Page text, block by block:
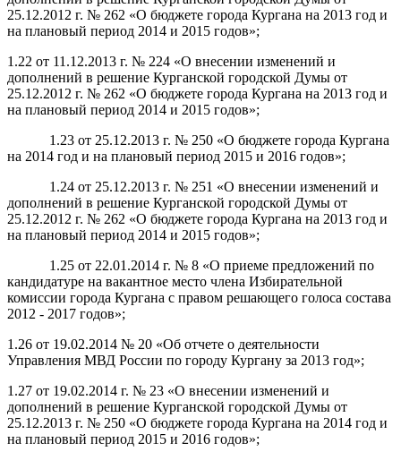
25.12.2012 г. № 262 «О бюджете города Кургана на 2013 год и
на плановый период 2014 и 2015 годов»;
1.22 от 11.12.2013 г. № 224 «О внесении изменений и
дополнений в решение Курганской городской Думы от
25.12.2012 г. № 262 «О бюджете города Кургана на 2013 год и
на плановый период 2014 и 2015 годов»;
1.23 от 25.12.2013 г. № 250 «О бюджете города Кургана
на 2014 год и на плановый период 2015 и 2016 годов»;
1.24 от 25.12.2013 г. № 251 «О внесении изменений и
дополнений в решение Курганской городской Думы от
25.12.2012 г. № 262 «О бюджете города Кургана на 2013 год и
на плановый период 2014 и 2015 годов»;
1.25 от 22.01.2014 г. № 8 «О приеме предложений по
кандидатуре на вакантное место члена Избирательной
комиссии города Кургана с правом решающего голоса состава
2012 - 2017 годов»;
1.26 от 19.02.2014 № 20 «Об отчете о деятельности
Управления МВД России по городу Кургану за 2013 год»;
1.27 от 19.02.2014 г. № 23 «О внесении изменений и
дополнений в решение Курганской городской Думы от
25.12.2013 г. № 250 «О бюджете города Кургана на 2014 год и
на плановый период 2015 и 2016 годов»;